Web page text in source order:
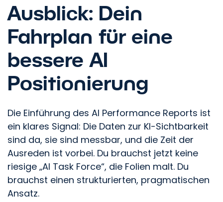
Ausblick: Dein
Fahrplan für eine
bessere AI
Positionierung
Die Einführung des AI Performance Reports ist
ein klares Signal: Die Daten zur KI-Sichtbarkeit
sind da, sie sind messbar, und die Zeit der
Ausreden ist vorbei. Du brauchst jetzt keine
riesige „AI Task Force“, die Folien malt. Du
brauchst einen strukturierten, pragmatischen
Ansatz.